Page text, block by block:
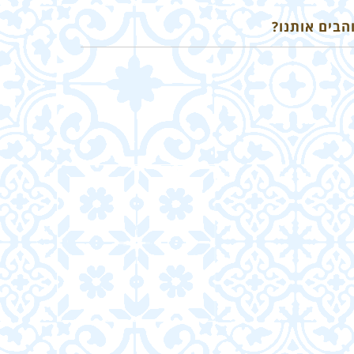
אותנו?